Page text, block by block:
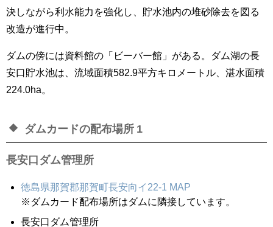
決しながら利水能力を強化し、貯水池内の堆砂除去を図る
改造が進行中。
ダムの傍には資料館の「ビーバー館」がある。ダム湖の長
安口貯水池は、流域面積582.9平方キロメートル、湛水面積
224.0ha。
ダムカードの配布場所 1
長安口ダム管理所
徳島県那賀郡那賀町長安向イ22-1 MAP
※ダムカード配布場所はダムに隣接しています。
長安口ダム管理所